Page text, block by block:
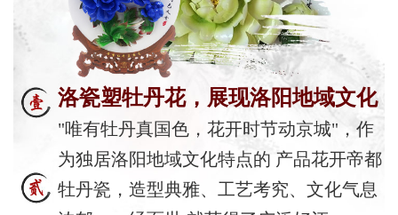
洛瓷塑牡丹花，展现洛阳地域文化
"唯有牡丹真国色，花开时节动京城"，作
为独居洛阳地域文化特点的 产品花开帝都
牡丹瓷，造型典雅、工艺考究、文化气息